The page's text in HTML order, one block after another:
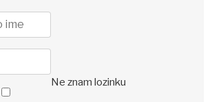
Ne znam lozinku